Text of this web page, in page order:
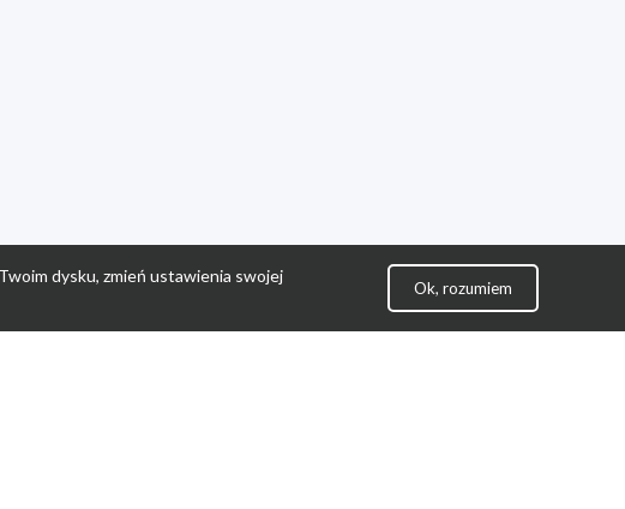
dysku, zmień ustawienia swojej
Ok, rozumiem